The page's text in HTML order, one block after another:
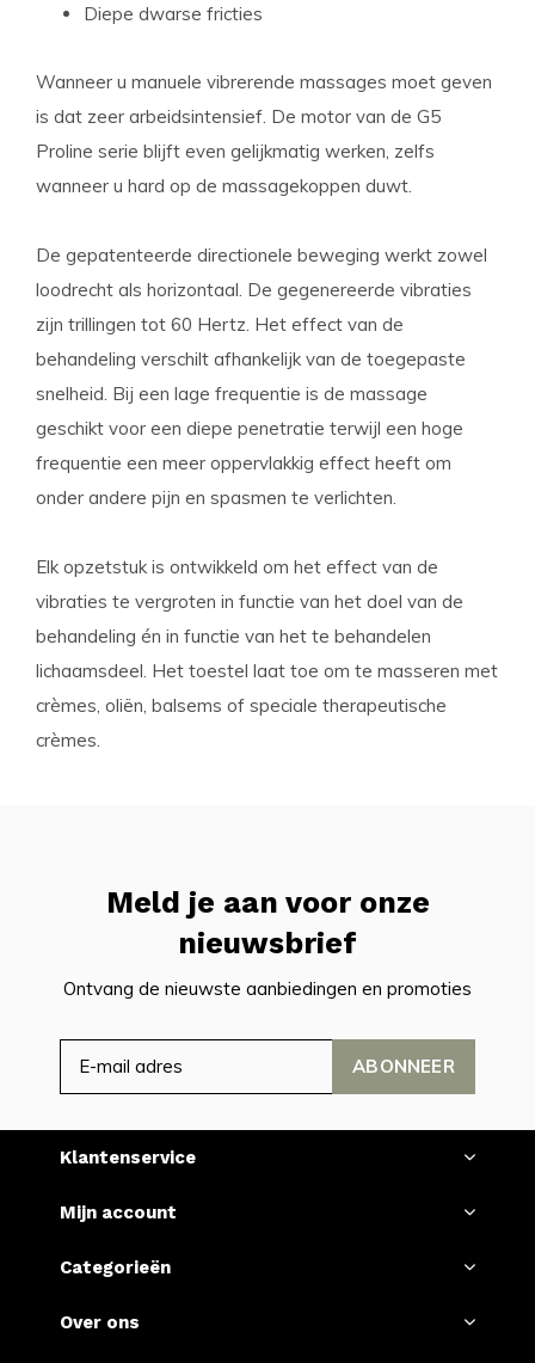
Diepe dwarse fricties
Wanneer u manuele vibrerende massages moet geven
is dat zeer arbeidsintensief. De motor van de G5
Proline serie blijft even gelijkmatig werken, zelfs
wanneer u hard op de massagekoppen duwt.
De gepatenteerde directionele beweging werkt zowel
loodrecht als horizontaal. De gegenereerde vibraties
zijn trillingen tot 60 Hertz. Het effect van de
behandeling verschilt afhankelijk van de toegepaste
snelheid. Bij een lage frequentie is de massage
geschikt voor een diepe penetratie terwijl een hoge
frequentie een meer oppervlakkig effect heeft om
onder andere pijn en spasmen te verlichten.
Elk opzetstuk is ontwikkeld om het effect van de
vibraties te vergroten in functie van het doel van de
behandeling én in functie van het te behandelen
lichaamsdeel. Het toestel laat toe om te masseren met
crèmes, oliën, balsems of speciale therapeutische
crèmes.
Meld je aan voor onze
nieuwsbrief
Ontvang de nieuwste aanbiedingen en promoties
ABONNEER
Klantenservice
Mijn account
Categorieën
Over ons